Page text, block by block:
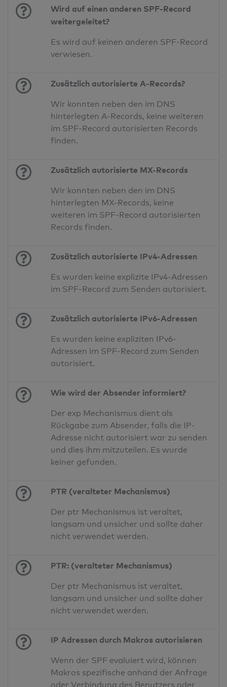
Wird auf einen anderen SPF-Record
weitergeleitet?
Es wird auf keinen anderen SPF-Record
verwiesen.
Zusätzlich autorisierte A-Records?
Wir konnten neben den im DNS
hinterlegten A-Records, keine weiteren
im SPF-Record autorisierten Records
finden.
Zusätzlich autorisierte MX-Records
Wir konnten neben den im DNS
hinterlegten MX-Records, keine
weiteren im SPF-Record autorisierten
Records finden.
Zusätzlich autorisierte IPv4-Adressen
Es wurden keine explizite IPv4-Adressen
im SPF-Record zum Senden autorisiert.
Zusätzlich autorisierte IPv6-Adressen
Es wurden keine expliziten IPv6-
Adressen im SPF-Record zum Senden
autorisiert.
Wie wird der Absender informiert?
Der exp Mechanismus dient als
Rückgabe zum Absender, falls die IP-
Adresse nicht autorisiert war zu senden
und dies ihm mitzuteilen. Es wurde
keiner gefunden.
PTR (veralteter Mechanismus)
Der ptr Mechanismus ist veraltet,
langsam und unsicher und sollte daher
nicht verwendet werden.
PTR: (veralteter Mechanismus)
Der ptr Mechanismus ist veraltet,
langsam und unsicher und sollte daher
nicht verwendet werden.
IP Adressen durch Makros autorisieren
Wenn der SPF evaluiert wird, können
Makros spezifische anhand der Anfrage
oder Verbindung des Benutzers oder